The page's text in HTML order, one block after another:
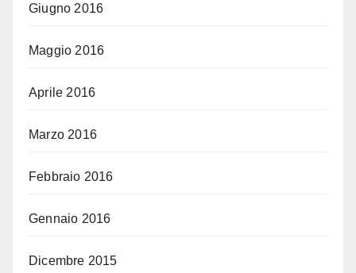
Giugno 2016
Maggio 2016
Aprile 2016
Marzo 2016
Febbraio 2016
Gennaio 2016
Dicembre 2015